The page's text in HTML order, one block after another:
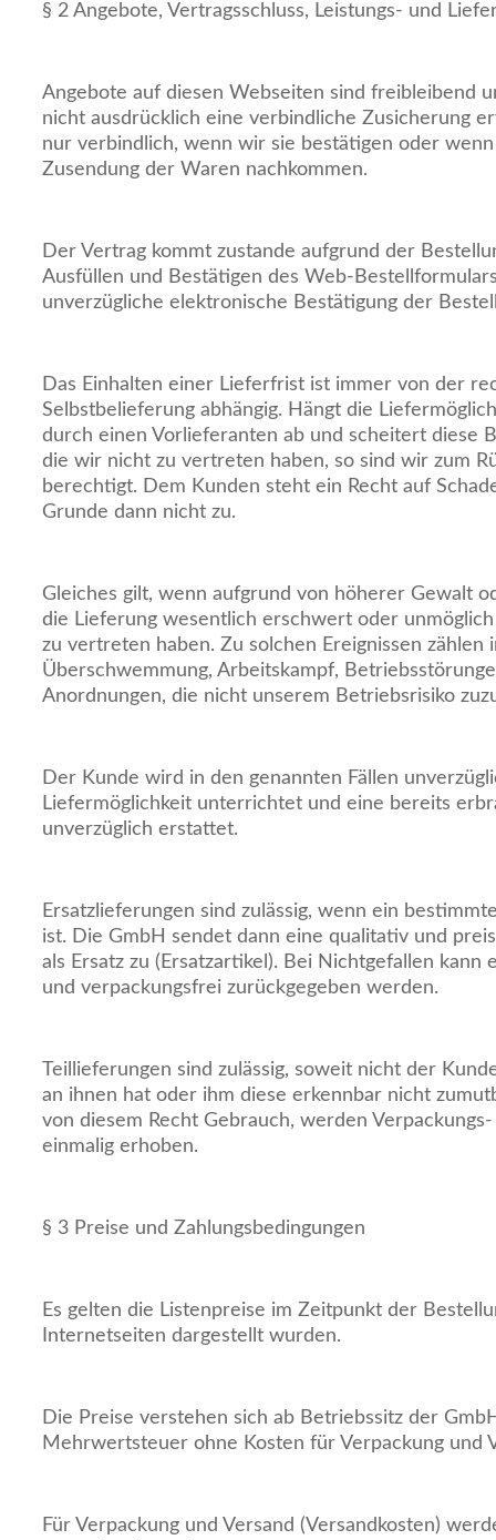
§ 2 Angebote, Vertragsschluss, Leistungs- und
Angebote auf diesen Webseiten sind freibleibend
nicht ausdrücklich eine verbindliche Zusicherung
nur verbindlich, wenn wir sie bestätigen oder
Zusendung der Waren nachkommen.
Der Vertrag kommt zustande aufgrund der
Ausfüllen und Bestätigen des Web-
unverzügliche elektronische Bestätigung der
Das Einhalten einer Lieferfrist ist immer von der
Selbstbelieferung abhängig. Hängt die
durch einen Vorlieferanten ab und scheitert diese
die wir nicht zu vertreten haben, so sind wir zum
berechtigt. Dem Kunden steht ein Recht auf
Grunde dann nicht zu.
Gleiches gilt, wenn aufgrund von höherer Gewalt
die Lieferung wesentlich erschwert oder
zu vertreten haben. Zu solchen Ereignissen zählen
Überschwemmung, Arbeitskampf,
Anordnungen, die nicht unserem Betriebsrisiko
Der Kunde wird in den genannten Fällen
Liefermöglichkeit unterrichtet und eine bereits
unverzüglich erstattet.
Ersatzlieferungen sind zulässig, wenn ein
ist. Die GmbH sendet dann eine qualitativ und
als Ersatz zu (Ersatzartikel). Bei Nichtgefallen kann
und verpackungsfrei zurückgegeben werden.
Teillieferungen sind zulässig, soweit nicht der
an ihnen hat oder ihm diese erkennbar nicht
von diesem Recht Gebrauch, werden
einmalig erhoben.
§ 3 Preise und Zahlungsbedingungen
Es gelten die Listenpreise im Zeitpunkt der
Internetseiten dargestellt wurden.
Die Preise verstehen sich ab Betriebssitz der
Mehrwertsteuer ohne Kosten für Verpackung und
Für Verpackung und Versand (Versandkosten)